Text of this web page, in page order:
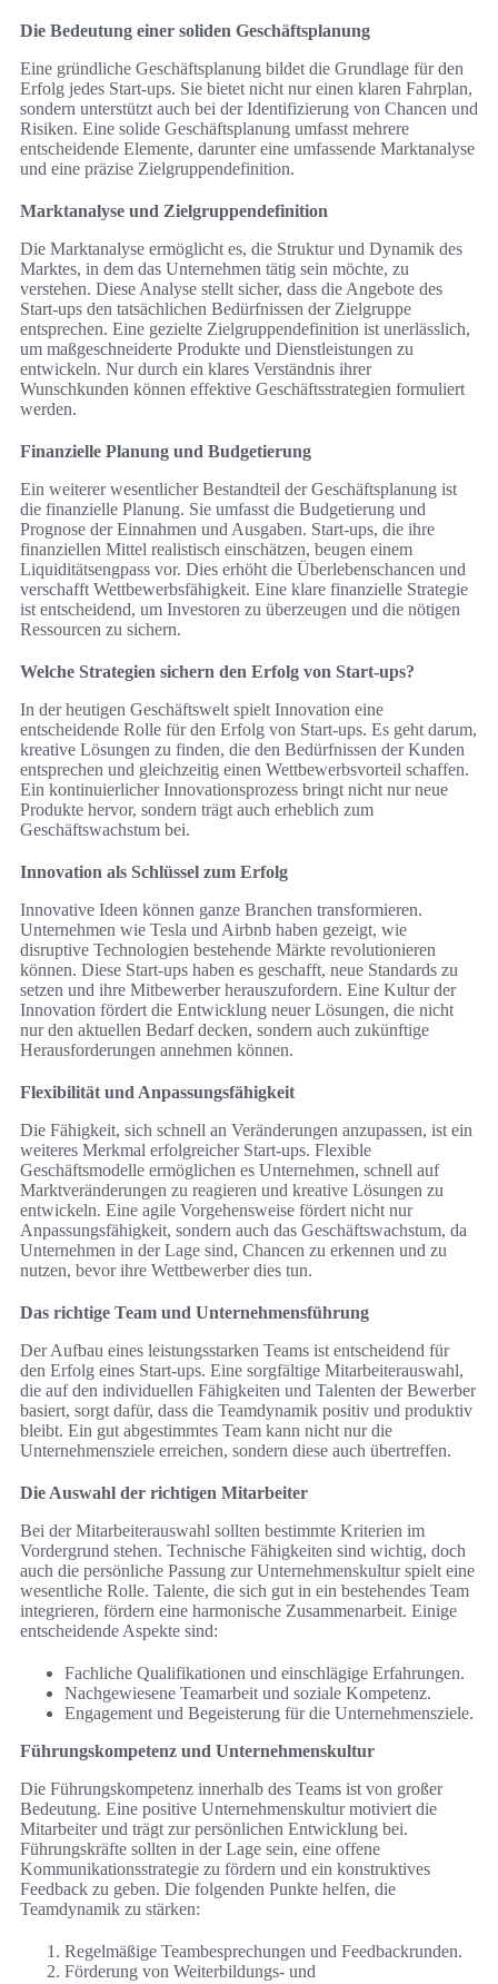
Die Bedeutung einer soliden Geschäftsplanung
Eine gründliche Geschäftsplanung bildet die Grundlage für den
Erfolg jedes Start-ups. Sie bietet nicht nur einen klaren Fahrplan,
sondern unterstützt auch bei der Identifizierung von Chancen und
Risiken. Eine solide Geschäftsplanung umfasst mehrere
entscheidende Elemente, darunter eine umfassende Marktanalyse
und eine präzise Zielgruppendefinition.
Marktanalyse und Zielgruppendefinition
Die Marktanalyse ermöglicht es, die Struktur und Dynamik des
Marktes, in dem das Unternehmen tätig sein möchte, zu
verstehen. Diese Analyse stellt sicher, dass die Angebote des
Start-ups den tatsächlichen Bedürfnissen der Zielgruppe
entsprechen. Eine gezielte Zielgruppendefinition ist unerlässlich,
um maßgeschneiderte Produkte und Dienstleistungen zu
entwickeln. Nur durch ein klares Verständnis ihrer
Wunschkunden können effektive Geschäftsstrategien formuliert
werden.
Finanzielle Planung und Budgetierung
Ein weiterer wesentlicher Bestandteil der Geschäftsplanung ist
die finanzielle Planung. Sie umfasst die Budgetierung und
Prognose der Einnahmen und Ausgaben. Start-ups, die ihre
finanziellen Mittel realistisch einschätzen, beugen einem
Liquiditätsengpass vor. Dies erhöht die Überlebenschancen und
verschafft Wettbewerbsfähigkeit. Eine klare finanzielle Strategie
ist entscheidend, um Investoren zu überzeugen und die nötigen
Ressourcen zu sichern.
Welche Strategien sichern den Erfolg von Start-ups?
In der heutigen Geschäftswelt spielt Innovation eine
entscheidende Rolle für den Erfolg von Start-ups. Es geht darum,
kreative Lösungen zu finden, die den Bedürfnissen der Kunden
entsprechen und gleichzeitig einen Wettbewerbsvorteil schaffen.
Ein kontinuierlicher Innovationsprozess bringt nicht nur neue
Produkte hervor, sondern trägt auch erheblich zum
Geschäftswachstum bei.
Innovation als Schlüssel zum Erfolg
Innovative Ideen können ganze Branchen transformieren.
Unternehmen wie Tesla und Airbnb haben gezeigt, wie
disruptive Technologien bestehende Märkte revolutionieren
können. Diese Start-ups haben es geschafft, neue Standards zu
setzen und ihre Mitbewerber herauszufordern. Eine Kultur der
Innovation fördert die Entwicklung neuer Lösungen, die nicht
nur den aktuellen Bedarf decken, sondern auch zukünftige
Herausforderungen annehmen können.
Flexibilität und Anpassungsfähigkeit
Die Fähigkeit, sich schnell an Veränderungen anzupassen, ist ein
weiteres Merkmal erfolgreicher Start-ups. Flexible
Geschäftsmodelle ermöglichen es Unternehmen, schnell auf
Marktveränderungen zu reagieren und kreative Lösungen zu
entwickeln. Eine agile Vorgehensweise fördert nicht nur
Anpassungsfähigkeit, sondern auch das Geschäftswachstum, da
Unternehmen in der Lage sind, Chancen zu erkennen und zu
nutzen, bevor ihre Wettbewerber dies tun.
Das richtige Team und Unternehmensführung
Der Aufbau eines leistungsstarken Teams ist entscheidend für
den Erfolg eines Start-ups. Eine sorgfältige Mitarbeiterauswahl,
die auf den individuellen Fähigkeiten und Talenten der Bewerber
basiert, sorgt dafür, dass die Teamdynamik positiv und produktiv
bleibt. Ein gut abgestimmtes Team kann nicht nur die
Unternehmensziele erreichen, sondern diese auch übertreffen.
Die Auswahl der richtigen Mitarbeiter
Bei der Mitarbeiterauswahl sollten bestimmte Kriterien im
Vordergrund stehen. Technische Fähigkeiten sind wichtig, doch
auch die persönliche Passung zur Unternehmenskultur spielt eine
wesentliche Rolle. Talente, die sich gut in ein bestehendes Team
integrieren, fördern eine harmonische Zusammenarbeit. Einige
entscheidende Aspekte sind:
Fachliche Qualifikationen und einschlägige Erfahrungen.
Nachgewiesene Teamarbeit und soziale Kompetenz.
Engagement und Begeisterung für die Unternehmensziele.
Führungskompetenz und Unternehmenskultur
Die Führungskompetenz innerhalb des Teams ist von großer
Bedeutung. Eine positive Unternehmenskultur motiviert die
Mitarbeiter und trägt zur persönlichen Entwicklung bei.
Führungskräfte sollten in der Lage sein, eine offene
Kommunikationsstrategie zu fördern und ein konstruktives
Feedback zu geben. Die folgenden Punkte helfen, die
Teamdynamik zu stärken:
Regelmäßige Teambesprechungen und Feedbackrunden.
Förderung von Weiterbildungs- und